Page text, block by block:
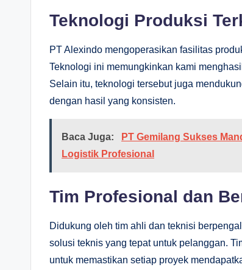
Teknologi Produksi
PT Alexindo mengoperasikan fasilitas
Teknologi ini memungkinkan kami
Selain itu, teknologi tersebut juga
dengan hasil yang konsisten.
Baca Juga:
PT Gemilang Sukses
Logistik Profesional
Tim Profesional dan
Didukung oleh tim ahli dan teknisi
solusi teknis yang tepat untuk pelanggan.
untuk memastikan setiap proyek